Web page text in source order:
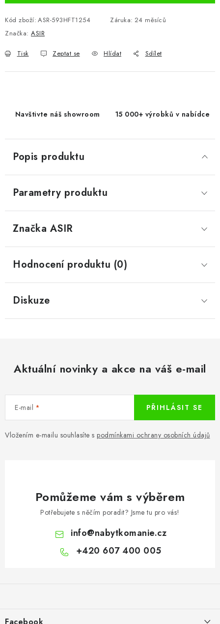
Kód zboží: ASR-593HFT1254 Záruka: 24 měsíců
Značka: ASIR
Tisk Zeptat se Hlídat Sdílet
Navštivte náš showroom 15 000+ výrobků v nabídce
Popis produktu
Parametry produktu
Značka ASIR
Hodnocení produktu (0)
Diskuze
Aktuální novinky a akce na váš e-mail
E-mail
Vložením e-mailu souhlasíte s podmínkami ochrany osobních údajů
PŘIHLÁSIT SE
Pomůžeme vám s výběrem
Potřebujete s něčím poradit? Jsme tu pro vás!
info@nabytkomanie.cz
+420 607 400 005
aFacebook